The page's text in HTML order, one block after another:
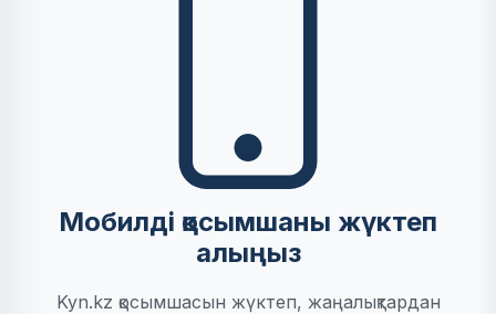
Мобилді қосымшаны жүктеп
алыңыз
Kyn.kz қосымшасын жүктеп, жаңалықтардан